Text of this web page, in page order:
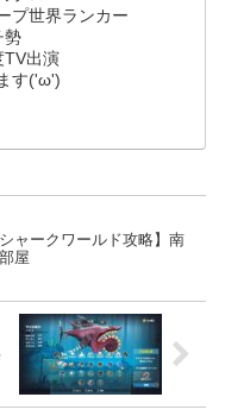
プ世界ランカー
勢
TV出演
す('ω')
ャークワールド攻略】南
屋